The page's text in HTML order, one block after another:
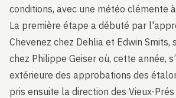
conditions, avec une météo clémente
La première étape a débuté par
Chevenez chez Dehlia et Edwin Smits,
chez Philippe Geiser où, cette année,
extérieure des approbations des
pris ensuite la direction des Vieux-